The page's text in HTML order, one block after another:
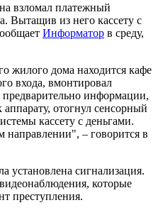
взломал платежный
Вытащив из него кассету с
Информатор в среду,
жилого дома находится кафе
входа, вмонтировал
информации,
отогнул сенсорный
кассету с деньгами.
направлении", – говорится в
установлена сигнализация.
которые
преступления.